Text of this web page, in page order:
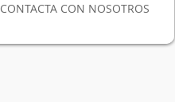
CONTACTA CON NOSOTROS